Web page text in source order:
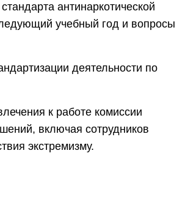
антинаркотической
учебный год и вопросы
деятельности по
к работе комиссии
включая сотрудников
экстремизму.